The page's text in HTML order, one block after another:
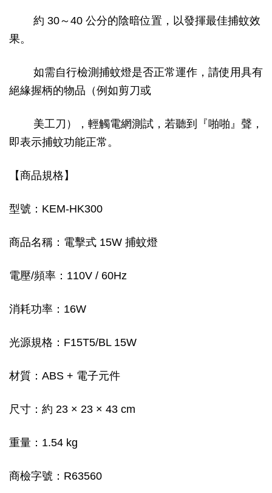
約 30～40 公分的陰暗位置，以發揮最佳捕蚊效
果。
如需自行檢測捕蚊燈是否正常運作，請使用具有
絕緣握柄的物品（例如剪刀或
美工刀），輕觸電網測試，若聽到『啪啪』聲，
即表示捕蚊功能正常。
【商品規格】
型號：KEM-HK300
商品名稱：電擊式 15W 捕蚊燈
電壓/頻率：110V / 60Hz
消耗功率：16W
光源規格：F15T5/BL 15W
材質：ABS + 電子元件
尺寸：約 23 × 23 × 43 cm
重量：1.54 kg
商檢字號：R63560